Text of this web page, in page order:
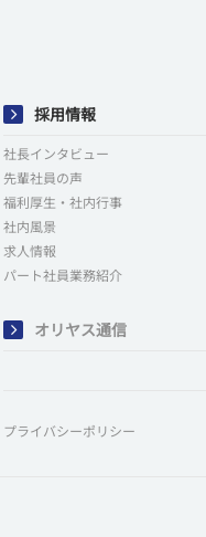
採用情報
社長インタビュー
先輩社員の声
福利厚生・社内行事
社内風景
求人情報
パート社員業務紹介
オリヤス通信
プライバシーポリシー